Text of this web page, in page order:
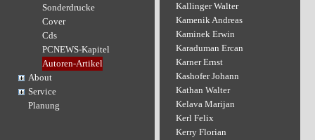
Sonderdrucke
Cover
Cds
PCNEWS-Kapitel
Autoren-Artikel
About
Service
Planung
Kallinger Walter
Kamenik Andreas
Kaminek Erwin
Karaduman Ercan
Karner Ernst
Kashofer Johann
Kathan Walter
Kelava Marijan
Kerl Felix
Kerry Florian